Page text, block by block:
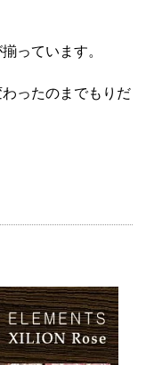
っています。
ったのまでもりだ